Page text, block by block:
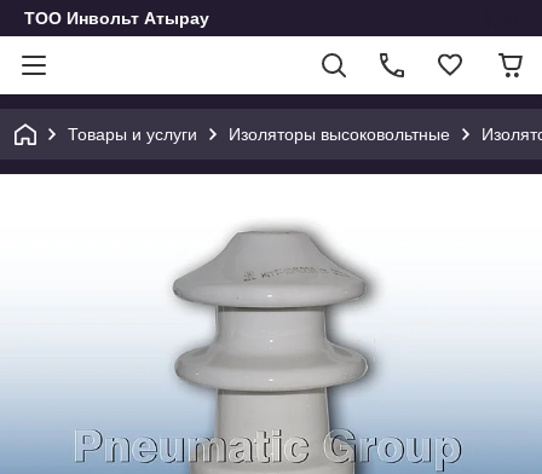
ТОО Инвольт Атырау
Товары и услуги Изоляторы высоковольтные